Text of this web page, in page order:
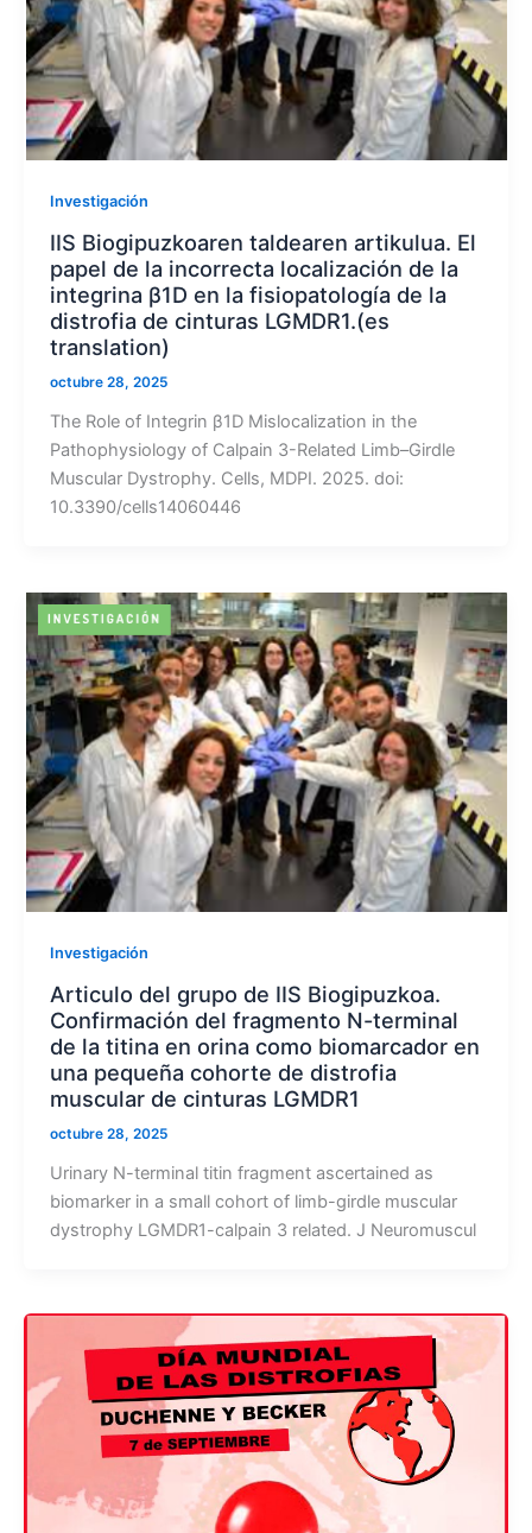
Investigación
IIS Biogipuzkoaren taldearen artikulua. El
papel de la incorrecta localización de la
integrina β1D en la fisiopatología de la
distrofia de cinturas LGMDR1.(es
translation)
octubre 28, 2025
The Role of Integrin β1D Mislocalization in the
Pathophysiology of Calpain 3-Related Limb–Girdle
Muscular Dystrophy. Cells, MDPI. 2025. doi:
10.3390/cells14060446
Investigación
Articulo del grupo de IIS Biogipuzkoa.
Confirmación del fragmento N-terminal
de la titina en orina como biomarcador en
una pequeña cohorte de distrofia
muscular de cinturas LGMDR1
octubre 28, 2025
Urinary N-terminal titin fragment ascertained as
biomarker in a small cohort of limb-girdle muscular
dystrophy LGMDR1-calpain 3 related. J Neuromuscul